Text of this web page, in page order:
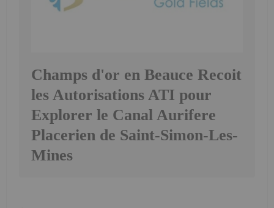
Champs d'or en Beauce Recoit
les Autorisations ATI pour
Explorer le Canal Aurifere
Placerien de Saint-Simon-Les-
Mines